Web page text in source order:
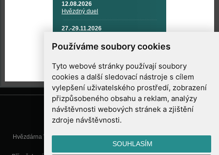
Používáme soubory cookies
Tyto webové stránky používají soubory
cookies a další sledovací nástroje s cílem
vylepšení uživatelského prostředí, zobrazení
přizpůsobeného obsahu a reklam, analýzy
návštěvnosti webových stránek a zjištění
zdroje návštěvnosti.
SOUHLASÍM
12.08.2026
Hvězdný duel
27.-29.11.2026
TECHNIKA A KOSMICKÉ
TECHNOLOGIE
Hvězdárna Valašské Meziříčí, příspěvková organizace, Vsetínská 78, 757
01 Valašské Meziříčí